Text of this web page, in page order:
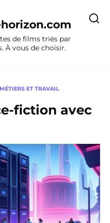
de films triés par
À vous de choisir.
MÉTIERS ET TRAVAIL
fiction avec